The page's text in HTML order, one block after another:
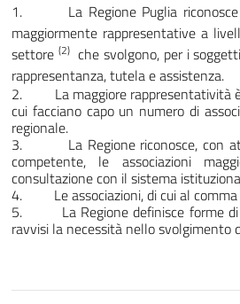
1. La Regione Puglia
maggiormente rappresentative a
settore (2)che svolgono, per i
rappresentanza, tutela e assistenza.
2. La maggiore rappresentatività è
cui facciano capo un numero di
regionale.
3. La Regione riconosce, con atto
competente, le associazioni
consultazione con il sistema
4. Le associazioni, di cui al comma
5. La Regione definisce forme di
ravvisi la necessità nello svolgimento